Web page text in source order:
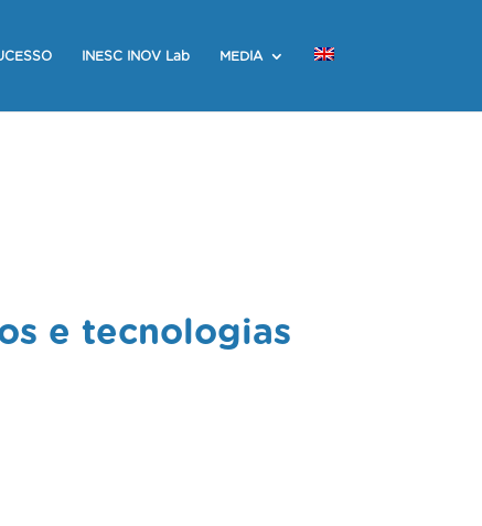
INESC INOV Lab MEDIA
e tecnologias